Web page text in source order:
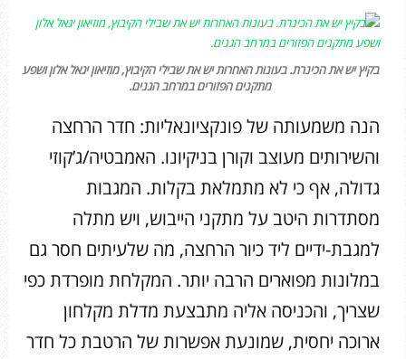
בקיץ יש את הכינרת. בעונות האחרות יש את שבילי הקיבוץ, מוזיאון יגאל אלון ושפע
מתקנים הפזורים במרחב הגנים.
הנה משמעותה של פונקציונאליות: חדר הרחצה
והשירותים מעוצב וקורן בניקיונו. האמבטיה/ג’קוזי
גדולה, אף כי לא מתמלאת בקלות. המגבות
מסתדרות היטב על מתקני הייבוש, ויש מתלה
למגבת-ידיים ליד כיור הרחצה, מה שלעיתים חסר גם
במלונות מפוארים הרבה יותר. המקלחת מופרדת כפי
שצריך, והכניסה אליה מתבצעת מדלת מקלחון
ארוכה יחסית, שמונעת אפשרות של הרטבת כל חדר